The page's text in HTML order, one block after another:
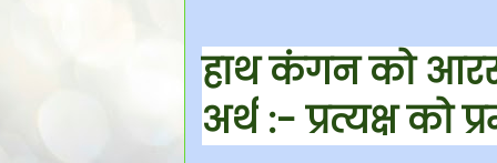
हाथ कंगन को
अर्थ :- प्रत्यक्ष को